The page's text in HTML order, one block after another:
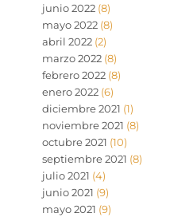
junio 2022(8)
mayo 2022(8)
abril 2022(2)
marzo 2022(8)
febrero 2022(8)
enero 2022(6)
diciembre 2021 (1)
noviembre 2021 (8)
octubre 2021 (10)
septiembre 2021 (8)
julio 2021 (4)
junio 2021 (9)
mayo 2021 (9)